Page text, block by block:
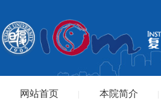
网站首页 本院简介